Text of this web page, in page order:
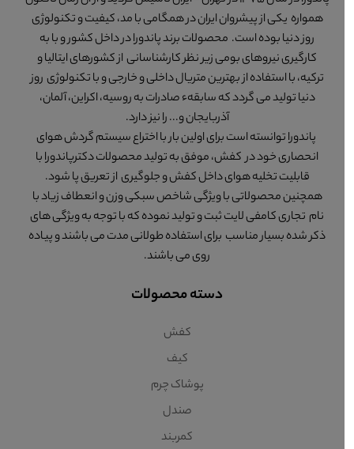
همواره یکی از پیشروان ایران در همگامی با مد، کیفیت و تکنولوژی
روز دنیا بوده است. محصولات برند پاندورا در داخل کشور و با به
کارگیری نیروهای بومی زیر نظر کارشناسانی از کشورهای ایتالیا و
ترکیه، با استفاده از بهترین متریال داخلی و خارجی و با تکنولوژی روز
دنیا تولید می گردد که سابقهء صادرات به روسیه، اکراین، آلمان،
آذربایجان و... را نیز دارد.
پاندورا توانسته است برای اولین بار با اختراع سیستم گردش هوای
انحصاری خود در کفش، موفق به تولید محصولات دکترپاندورا با
قابلیت تخلیه هوای داخل کفش و جلوگیری از تعریق پا شود.
همچنین محصولاتی با ویژگی شاخص سبکی وزن و انعطاف زیاد با
نام تجاری کامفی لایت ثبت و تولید نموده که با توجه به ویژگی های
ذکر شده بسیار مناسب برای استفاده طولانی مدت می باشند و پیاده
روی می باشند.
دسته محصولات
کفش
کیف
پوشاک چرم
صندل
کمربند